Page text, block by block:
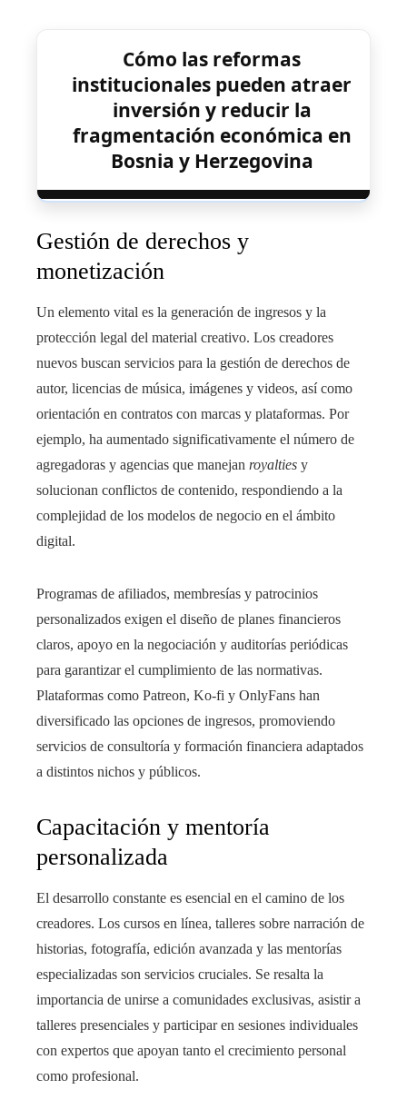
Cómo las reformas
institucionales pueden atraer
inversión y reducir la
fragmentación económica en
Bosnia y Herzegovina
Gestión de derechos y
monetización
Un elemento vital es la generación de ingresos y la
protección legal del material creativo. Los creadores
nuevos buscan servicios para la gestión de derechos de
autor, licencias de música, imágenes y videos, así como
orientación en contratos con marcas y plataformas. Por
ejemplo, ha aumentado significativamente el número de
agregadoras y agencias que manejan royalties y
solucionan conflictos de contenido, respondiendo a la
complejidad de los modelos de negocio en el ámbito
digital.
Programas de afiliados, membresías y patrocinios
personalizados exigen el diseño de planes financieros
claros, apoyo en la negociación y auditorías periódicas
para garantizar el cumplimiento de las normativas.
Plataformas como Patreon, Ko-fi y OnlyFans han
diversificado las opciones de ingresos, promoviendo
servicios de consultoría y formación financiera adaptados
a distintos nichos y públicos.
Capacitación y mentoría
personalizada
El desarrollo constante es esencial en el camino de los
creadores. Los cursos en línea, talleres sobre narración de
historias, fotografía, edición avanzada y las mentorías
especializadas son servicios cruciales. Se resalta la
importancia de unirse a comunidades exclusivas, asistir a
talleres presenciales y participar en sesiones individuales
con expertos que apoyan tanto el crecimiento personal
como profesional.